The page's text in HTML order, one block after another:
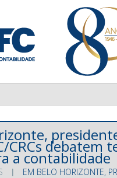
CRCs debatem
a contabilidade
EM BELO HORIZONTE,